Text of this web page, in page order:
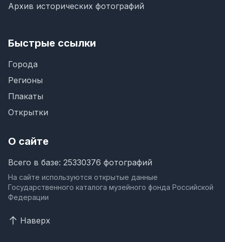
Архив исторических фотографий
Быстрые ссылки
Города
Регионы
Плакаты
Открытки
О сайте
Всего в базе: 25330376 фотографий
На сайте используются открытые данные
Государственного каталога музейного фонда Российской
Федерации
Наверх